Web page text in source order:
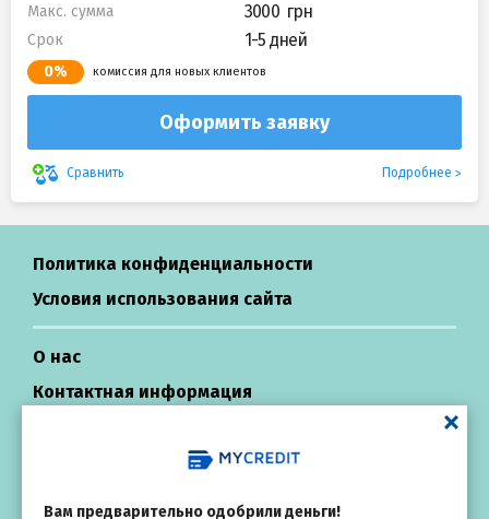
Макс. сумма 3000
Срок 1-5 дней
0% комиссия для новых клиентов
Оформить заявку
Сравнить Подробнее
Вам предварительно одобрили деньги!
Политика конфиденциальности
Условия использования сайта
О нас
Контактная информация
Кредиты в Украине